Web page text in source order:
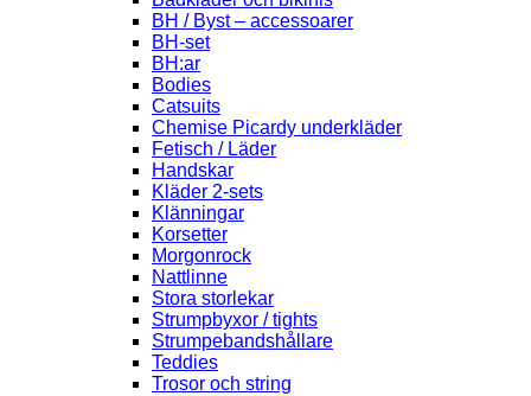
BH / Byst – accessoarer
BH-set
BH:ar
Bodies
Catsuits
Chemise Picardy underkläder
Fetisch / Läder
Handskar
Kläder 2-sets
Klänningar
Korsetter
Morgonrock
Nattlinne
Stora storlekar
Strumpbyxor / tights
Strumpebandshållare
Teddies
Trosor och string